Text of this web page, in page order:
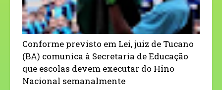
Conforme previsto em Lei, juiz de Tucano
(BA) comunica à Secretaria de Educação
que escolas devem executar do Hino
Nacional semanalmente